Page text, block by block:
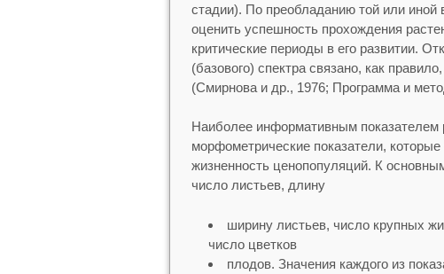
стадии). По преобладанию той или иной
оценить успешность прохождения
критические периоды в его развитии.
(базового) спектра связано, как
(Смирнова и др., 1976; Программа и
Наиболее информативным показателем
морфометрические показатели,
жизненность ценопопуляций. К
число листьев, длину
ширину листьев, число крупных
число цветков
плодов. Значения каждого из